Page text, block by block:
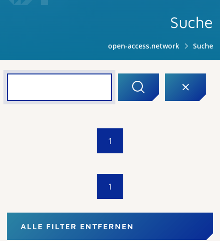
Suche
open-access.network Suche
1
1
ALLE FILTER ENTFERNEN